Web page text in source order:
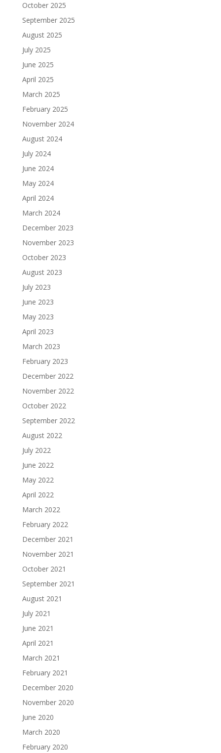
October 2025
September 2025
August 2025
July 2025
June 2025
April 2025
March 2025
February 2025
November 2024
August 2024
July 2024
June 2024
May 2024
April 2024
March 2024
December 2023
November 2023
October 2023
August 2023
July 2023
June 2023
May 2023
April 2023
March 2023
February 2023
December 2022
November 2022
October 2022
September 2022
August 2022
July 2022
June 2022
May 2022
April 2022
March 2022
February 2022
December 2021
November 2021
October 2021
September 2021
August 2021
July 2021
June 2021
April 2021
March 2021
February 2021
December 2020
November 2020
June 2020
March 2020
February 2020